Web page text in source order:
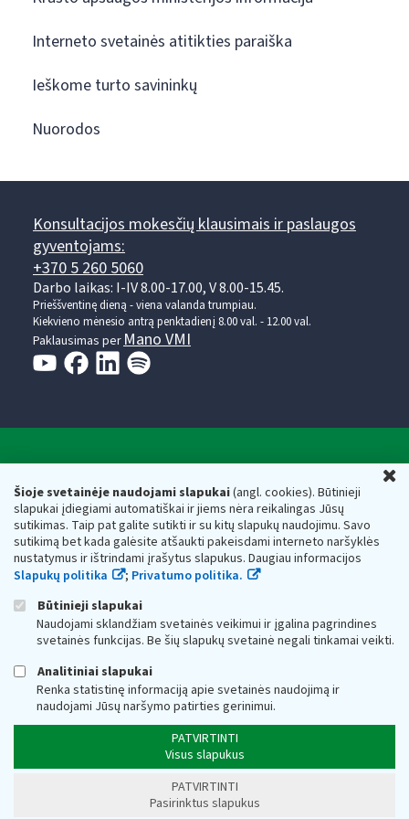
Šioje svetainėje naudojami slapukai(angl. cookies). Būtinieji
slapukai įdiegiami automatiškai ir jiems nėra reikalingas Jūsų
sutikimas. Taip pat galite sutikti ir su kitų slapukų naudojimu. Savo
sutikimą bet kada galėsite atšaukti pakeisdami interneto naršyklės
nustatymus ir ištrindami įrašytus slapukus. Daugiau informacijos
Slapukų politika
; Privatumo politika.
Būtinieji slapukai
Naudojami sklandžiam svetainės veikimui ir įgalina pagrindines
svetainės funkcijas. Be šių slapukų svetainė negali tinkamai veikti.
Analitiniai slapukai
Renka statistinę informaciją apie svetainės naudojimą ir
naudojami Jūsų naršymo patirties gerinimui.
PATVIRTINTI
Visus slapukus
PATVIRTINTI
Pasirinktus slapukus
Interneto svetainės atitikties paraiška
Ieškome turto savininkų
Nuorodos
Konsultacijos mokesčių klausimais ir paslaugos
gyventojams:
+370 5 260 5060
Darbo laikas: I-IV 8.00-17.00, V 8.00-15.45.
Prieššventinę dieną - viena valanda trumpiau.
Kiekvieno mėnesio antrą penktadienį 8.00 val. - 12.00 val.
Paklausimas perMano VMI
Valstybinė mokesčių inspekcija prie Lietuvos
Respublikos finansų ministerijos
Biudžetinė įstaiga. Juridinio asmens kodas — 188659752,
adresas: Vasario 16-osios g. 14, 01107 Vilnius, Lietuva, el.paštas:
vmi@vmi.lt , E. pristatymo dėžutės adresas 188659752
Duomenys apie Valstybinę mokesčių inspekciją prie Lietuvos
Respublikos finansų ministerijos kaupiami ir saugomi Juridinių